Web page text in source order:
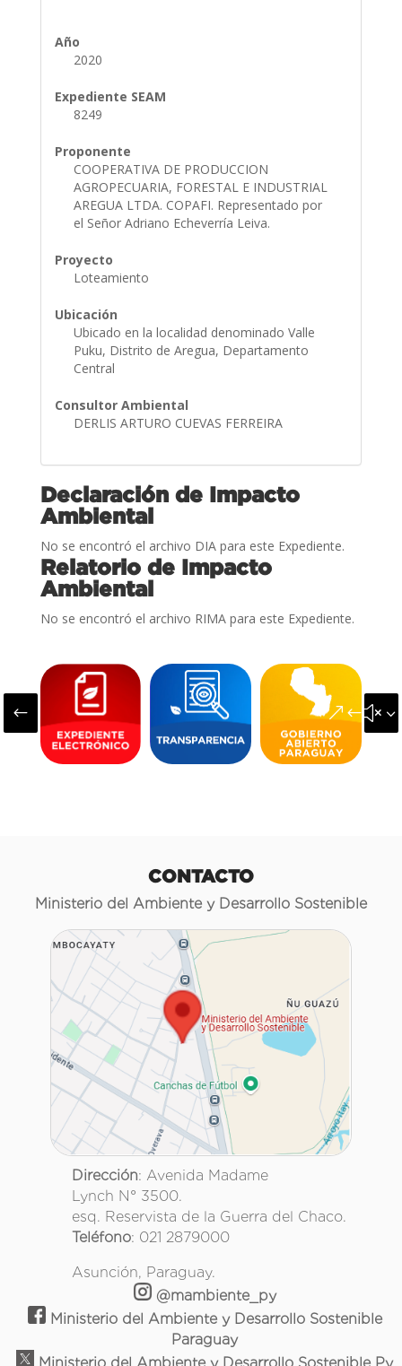
Año
2020
Expediente SEAM
8249
Proponente
COOPERATIVA DE PRODUCCION
AGROPECUARIA, FORESTAL E INDUSTRIAL
AREGUA LTDA. COPAFI. Representado por
el Señor Adriano Echeverría Leiva.
Proyecto
Loteamiento
Ubicación
Ubicado en la localidad denominado Valle
Puku, Distrito de Aregua, Departamento
Central
Consultor Ambiental
DERLIS ARTURO CUEVAS FERREIRA
Declaración de Impacto
Ambiental
No se encontró el archivo DIA para este Expediente.
Relatorio de Impacto
Ambiental
No se encontró el archivo RIMA para este Expediente.
#
CONTACTO
Ministerio del Ambiente y Desarrollo Sostenible
Dirección: Avenida Madame
Lynch N° 3500.
esq. Reservista de la Guerra del Chaco.
Teléfono: 021 2879000
Asunción, Paraguay.
@mambiente_py
Ministerio del Ambiente y Desarrollo Sostenible
Paraguay